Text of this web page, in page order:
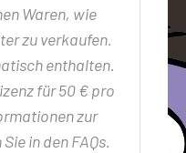
Waren, wie
zu verkaufen.
enthalten.
für 50 € pro
zur
in den FAQs.